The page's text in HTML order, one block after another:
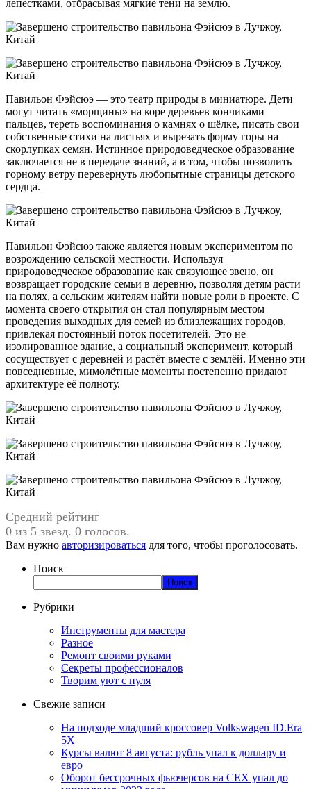
лепестками, отбрасывая мягкие тени на землю.
Павильон Фэйсюэ — это театр природы в миниатюре. Дети
могут читать «морщины» на коре деревьев кончиками
пальцев, тереть воспоминания о камнях о шёлке, писать свои
собственные стихи на листьях и вырезать форму горы на
скорлупках семян. Истинное природоведческое образование
заключается не в передаче знаний, а в том, чтобы позволить
горному ветру перевернуть любопытные страницы детского
сердца.
Павильон Фэйсюэ также является новым экспериментом по
возрождению сельской местности. Используя
природоведческое образование как связующее звено, он
возвращает городские семьи в деревню, позволяя детям расти
на полях, а сельским жителям найти новые роли в проекте. С
момента своего открытия он стал популярным местом
проведения выходных для семей из близлежащих городов,
привлекая постоянный поток посетителей. Это не
изолированное здание, а социальный эксперимент, который
сосуществует с деревней и растёт вместе с землёй. Именно эти
повседневные, мимолётные моменты постепенно придают
архитектуре её полноту.
Средний рейтинг
0 из 5 звезд. 0 голосов.
Вам нужно авторизироваться для того, чтобы проголосовать.
Поиск
Поиск
Рубрики
Инструменты для мастера
Разное
Ремонт своими руками
Секреты профессионалов
Творим уют с нуля
Свежие записи
На подходе младший кроссовер Volkswagen ID.Era
5X
Курсы валют 8 августа: рубль упал к доллару и
евро
Оборот бессрочных фьючерсов на CEX упал до